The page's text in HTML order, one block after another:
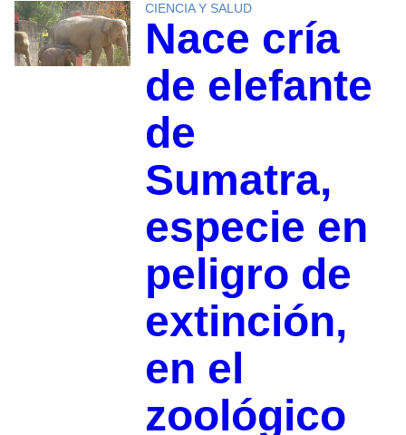
CIENCIA Y SALUD
Nace cría
de elefante
de
Sumatra,
especie en
peligro de
extinción,
en el
zoológico